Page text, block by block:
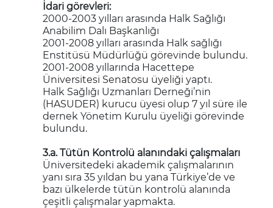
İdari görevleri:
2000-2003 yılları arasında Halk Sağlığı
Anabilim Dalı Başkanlığı
2001-2008 yılları arasında Halk sağlığı
Enstitüsü Müdürlüğü görevinde bulundu.
2001-2008 yıllarında Hacettepe
Üniversitesi Senatosu üyeliği yaptı.
Halk Sağlığı Uzmanları Derneği’nin
(HASUDER) kurucu üyesi olup 7 yıl süre ile
dernek Yönetim Kurulu üyeliği görevinde
bulundu.
3.a. Tütün Kontrolü alanındaki çalışmaları
Üniversitedeki akademik çalışmalarının
yanı sıra 35 yıldan bu yana Türkiye’de ve
bazı ülkelerde tütün kontrolü alanında
çeşitli çalışmalar yapmakta.